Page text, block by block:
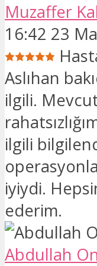
Muzaffer
16:42 23
Aslıhan
ilgili.
ilgili
iyiydi.
ederim.
Abdullah